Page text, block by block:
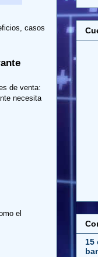
casos
de venta:
necesita
el
15